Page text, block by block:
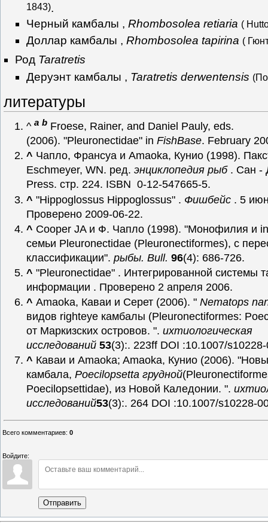
1843).
Черный камбалы ,Rhombosolea retiaria (
Доллар камбалы ,Rhombosolea tapirina (
Род Taratretis
Деруэнт камбалы , Taratretis derwentensis
литературы
^a b Froese, Rainer, and Daniel Pauly, eds.
(2006). "Pleuronectidae" inFishBase. February
^ Чапло, Франсуа и Amaoka, Кунио (1998).
Eschmeyer, WN. ред.энциклопедия рыб . Сан -
Press. стр. 224. ISBN 0-12-547665-5.
^"Hippoglossus Hippoglossus" . Фишбейс . 5
Проверено 2009-06-22.
^ Cooper JA и Ф. Чапло (1998). "Монофилия и
семьи Pleuronectidae (Pleuronectiformes), с
классификации".рыбы. Bull.96(4): 686-726.
^"Pleuronectidae" . Интегрированной системы
информации . Проверено 2 апреля 2006.
^Amaoka, Каваи и Серет (2006). "Nematops
видов righteye камбалы (Pleuronectiformes:
от Маркизских островов. ".ихтиологическая
исследований53(3):. 223ff DOI :10.1007/
^ Каваи и Amaoka; Amaoka, Кунио (2006).
камбала,Poecilopsetta грудной
Poecilopsettidae), из Новой Каледонии. ".
исследований53(3):. 264 DOI :10.1007/s10228-
Всего комментариев: 0
Войдите:
Отправить